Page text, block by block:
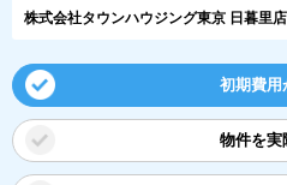
株式会社タウンハウジング東京 日暮里店
初期費用
物件を実